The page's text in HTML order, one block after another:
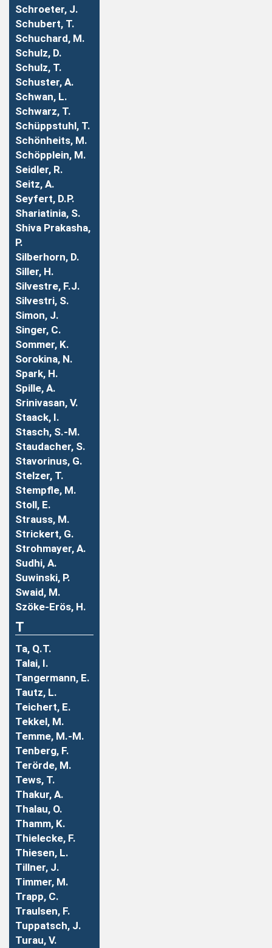
Schroeter, J.
Schubert, T.
Schuchard, M.
Schulz, D.
Schulz, T.
Schuster, A.
Schwan, L.
Schwarz, T.
Schüppstuhl, T.
Schönheits, M.
Schöpplein, M.
Seidler, R.
Seitz, A.
Seyfert, D.P.
Shariatinia, S.
Shiva Prakasha,
P.
Silberhorn, D.
Siller, H.
Silvestre, F.J.
Silvestri, S.
Simon, J.
Singer, C.
Sommer, K.
Sorokina, N.
Spark, H.
Spille, A.
Srinivasan, V.
Staack, I.
Stasch, S.-M.
Staudacher, S.
Stavorinus, G.
Stelzer, T.
Stempfle, M.
Stoll, E.
Strauss, M.
Strickert, G.
Strohmayer, A.
Sudhi, A.
Suwinski, P.
Swaid, M.
Szöke-Erös, H.
T
Ta, Q.T.
Talai, I.
Tangermann, E.
Tautz, L.
Teichert, E.
Tekkel, M.
Temme, M.-M.
Tenberg, F.
Terörde, M.
Tews, T.
Thakur, A.
Thalau, O.
Thamm, K.
Thielecke, F.
Thiesen, L.
Tillner, J.
Timmer, M.
Trapp, C.
Traulsen, F.
Tuppatsch, J.
Turau, V.